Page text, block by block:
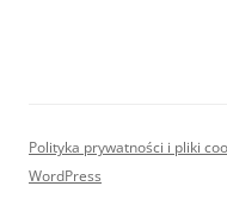
Polityka prywatności i pliki
WordPress